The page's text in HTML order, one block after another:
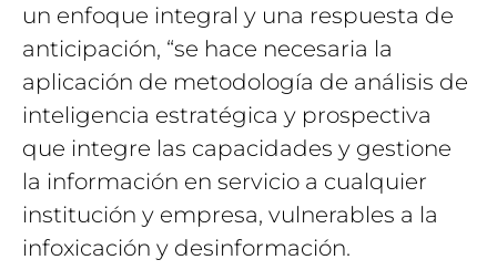
un enfoque integral y una respuesta de
anticipación, “se hace necesaria la
aplicación de metodología de análisis de
inteligencia estratégica y prospectiva
que integre las capacidades y gestione
la información en servicio a cualquier
institución y empresa, vulnerables a la
infoxicación y desinformación.